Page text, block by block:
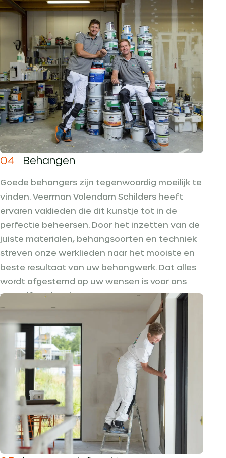
04 Behangen
Goede behangers zijn tegenwoordig moeilijk te
vinden. Veerman Volendam Schilders heeft
ervaren vaklieden die dit kunstje tot in de
perfectie beheersen. Door het inzetten van de
juiste materialen, behangsoorten en techniek
streven onze werklieden naar het mooiste en
beste resultaat van uw behangwerk. Dat alles
wordt afgestemd op uw wensen is voor ons
vanzelfsprekend.